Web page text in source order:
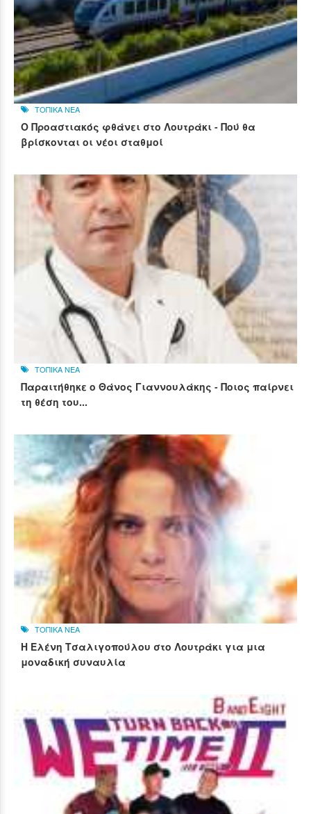
ΤΟΠΙΚΑ ΝΕΑ
Ο Προαστιακός φθάνει στο Λουτράκι - Πού θα
βρίσκονται οι νέοι σταθμοί
ΤΟΠΙΚΑ ΝΕΑ
Παραιτήθηκε ο Θάνος Γιαννουλάκης - Ποιος παίρνει
τη θέση του...
ΤΟΠΙΚΑ ΝΕΑ
Η Ελένη Τσαλιγοπούλου στο Λουτράκι για μια
μοναδική συναυλία